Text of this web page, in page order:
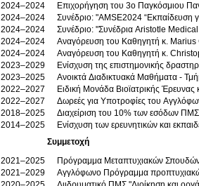
2024–2024
Επιχορήγηση του 3ο Παγκόσμιου
2024–2024
Συνέδριο: "AMSE2024 “Εκπαίδευση
2024–2024
Συνέδριο: "Συνέδρια Aristotle
2024–2024
Αναγόρευση του Καθηγητή κ. Marius
2024–2024
Αναγόρευση του Καθηγητή κ.
2023–2029
Ενίσχυση της επιστημονικής
2023–2025
Ανοικτά Διαδικτυακά Μαθήματα -
2022–2027
Ειδική Μονάδα Βιοϊατρικής Έρευνας
2022–2027
Δωρεές για Υποτροφίες του
2018–2025
Διαχείριση του 10% των εσόδων ΠΜΣ
2014–2025
Ενίσχυση των ερευνητικών και
Συμμετοχή
2021–2025
Πρόγραμμα Μεταπτυχιακών Σπουδών
2021–2029
Αγγλόφωνο Πρόγραμμα